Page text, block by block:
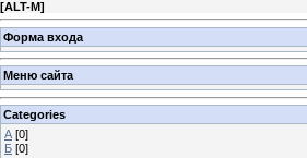
[ALT-M]
Форма входа
Меню сайта
Categories
А [0]
Б [0]